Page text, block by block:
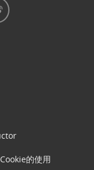
Cookie的使用